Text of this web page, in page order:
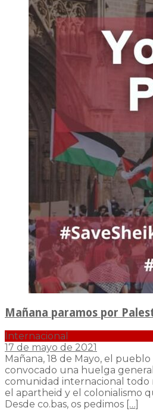
Mañana paramos por
Internacional
17 de mayo de 2021
Mañana, 18 de Mayo, el
convocado una huelga
comunidad internacional todo
el apartheid y el colonialismo
Desde co.bas, os pedimos […]